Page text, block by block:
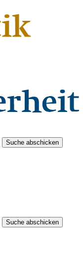
Suche abschicken
Suche abschicken